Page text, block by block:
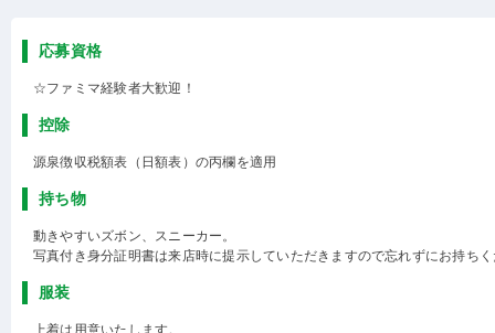
応募資格
☆ファミマ経験者大歓迎！
控除
源泉徴収税額表（日額表）の丙欄を適用
持ち物
動きやすいズボン、スニーカー。
写真付き身分証明書は来店時に提示していただきますので忘れずにお持ち
服装
上着は用意いたします。